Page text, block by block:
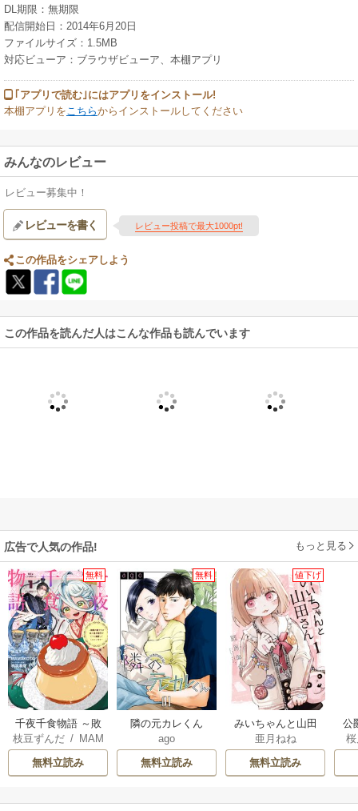
DL期限：無期限
配信開始日：2014年6月20日
ファイルサイズ：1.5MB
対応ビューア：ブラウザビューア、本棚アプリ
｢アプリで読む｣にはアプリをインストール!
本棚アプリをこちらからインストールしてください
みんなのレビュー
レビュー募集中！
レビューを書く レビュー投稿で最大1000pt!
この作品をシェアしよう
この作品を読んだ人はこんな作品も読んでいます
広告で人気の作品! もっと見る
無料
千夜千食物語 ～敗
国の姫ですが氷の
皇子殿下がどうも
溺愛してくれてい
枝豆ずんだ/ MAM
AKOTO / 鴉羽凛燈
無料立読み
無料
隣の元カレくん
ago
無料立読み
値下げ
みいちゃんと山田
さん
亜月ねね
無料立読み
公
は